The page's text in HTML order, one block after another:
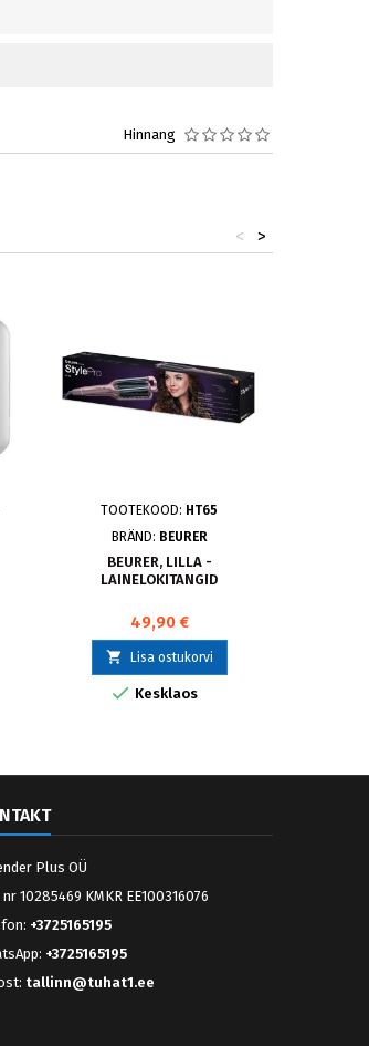
Hinnang
>
<
TOOTEKOOD: HT65
BRÄND: BEURER
BEURER, LILLA -
LAINELOKITANGID
49,90 €
 Lisa ostukorvi
 Kesklaos
Plus OÜ
10285469 KMKR EE100316076
+3725165195
+3725165195
tallinn@tuhat1.ee